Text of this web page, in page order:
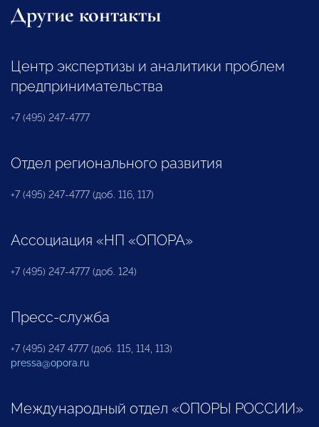
Другие контакты
Центр экспертизы и аналитики проблем
предпринимательства
+7 (495) 247-4777
Отдел регионального развития
+7 (495) 247-4777 (доб. 116, 117)
Ассоциация «НП «ОПОРА»
+7 (495) 247-4777 (доб. 124)
Пресс-служба
+7 (495) 247 4777 (доб. 115, 114, 113)
pressa@opora.ru
Международный отдел «ОПОРЫ РОССИИ»